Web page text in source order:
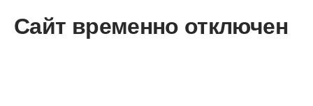
Сайт временно отключен